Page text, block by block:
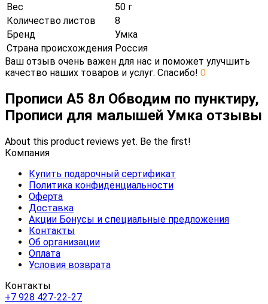
Вес
50 г
Количество листов
8
Бренд
Умка
Страна происхождения Россия
Ваш отзыв очень важен для нас и поможет улучшить
качество наших товаров и услуг. Спасибо! 0
Прописи А5 8л Обводим по пунктиру,
Прописи для малышей Умка отзывы
About this product reviews yet. Be the first!
Компания
Купить подарочный сертификат
Политика конфиденциальности
Оферта
Доставка
Акции Бонусы и специальные предложения
Контакты
Об организации
Оплата
Условия возврата
Контакты
+7 928 427-22-27